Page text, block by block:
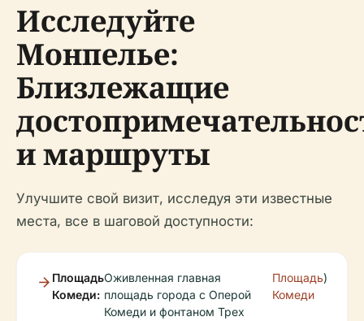
Исследуйте
Монпелье:
Близлежащие
и маршруты
Улучшите свой визит, исследуя эти известные
места, все в шаговой доступности:
Площадь
Комеди:
Оживленная главная
площадь города с Оперой
Комеди и фонтаном Трех
Площадь
Комеди
)